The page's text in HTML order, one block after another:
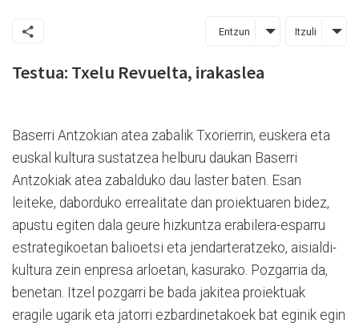
Entzun Itzuli
Testua: Txelu Revuelta, irakaslea
Baserri Antzokian atea zabalik Txorierrin, euskera eta
euskal kultura sustatzea helburu daukan Baserri
Antzokiak atea zabalduko dau laster baten. Esan
leiteke, daborduko errealitate dan proiektuaren bidez,
apustu egiten dala geure hizkuntza erabilera-esparru
estrategikoetan balioetsi eta jendarteratzeko, aisialdi-
kultura zein enpresa arloetan, kasurako. Pozgarria da,
benetan. Itzel pozgarri be bada jakitea proiektuak
eragile ugarik eta jatorri ezbardinetakoek bat eginik egin